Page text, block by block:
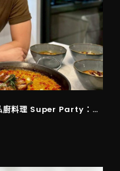
廚料理 Super Party：